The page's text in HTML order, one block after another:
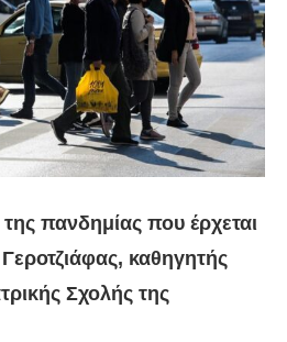
πανδημίας που έρχεται
καθηγητής
Σχολής της